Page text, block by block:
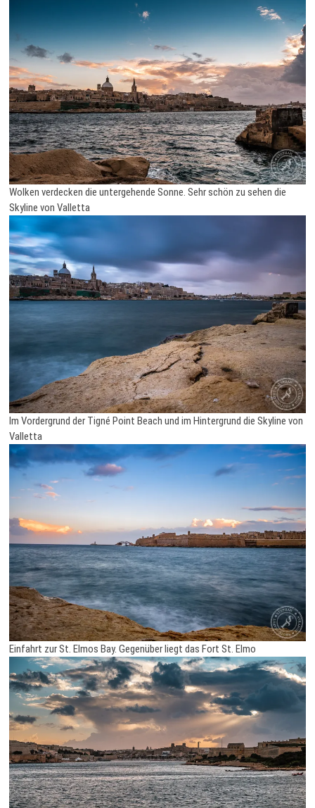
Wolken verdecken die untergehende Sonne. Sehr schön zu sehen die
Skyline von Valletta
Im Vordergrund der Tigné Point Beach und im Hintergrund die Skyline von
Valletta
Einfahrt zur St. Elmos Bay. Gegenüber liegt das Fort St. Elmo